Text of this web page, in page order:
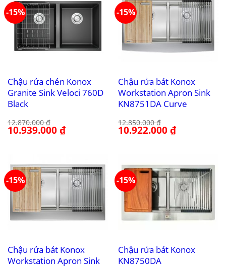
-15%
Chậu rửa chén Konox
Granite Sink Veloci 760D
Black
12.870.000₫
Giá
gốc
10.939.000₫Giá
hiện
-15%
Chậu rửa bát Konox
Workstation Apron Sink
KN8751DA Curve
12.850.000₫
Giá
gốc
10.922.000₫Giá
hiện
-15%
Chậu rửa bát Konox
Workstation Apron Sink
-15%
Chậu rửa bát Konox
KN8750DA